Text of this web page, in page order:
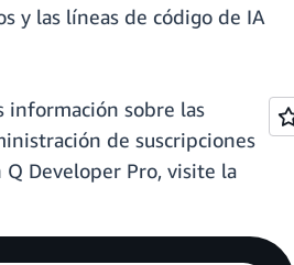
y las líneas de código de IA
información sobre las
de suscripciones
Developer Pro, visite la